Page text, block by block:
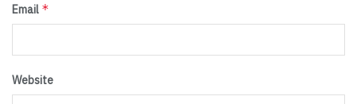
Email *
Website